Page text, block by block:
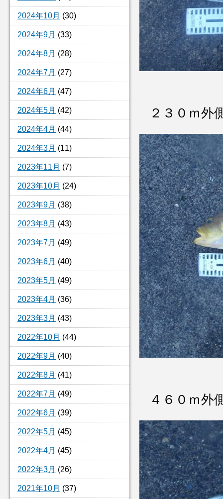
2024年10月 (30)
2024年9月 (33)
2024年8月 (28)
2024年7月 (27)
2024年6月 (47)
2024年5月 (42)
2024年4月 (44)
2024年3月 (11)
2023年11月 (7)
2023年10月 (24)
2023年9月 (38)
2023年8月 (43)
2023年7月 (49)
2023年6月 (40)
2023年5月 (49)
2023年4月 (36)
2023年3月 (43)
2022年10月 (44)
2022年9月 (40)
2022年8月 (41)
2022年7月 (49)
2022年6月 (39)
2022年5月 (45)
2022年4月 (45)
2022年3月 (26)
2021年10月 (37)
２３０ｍ
４６０ｍ